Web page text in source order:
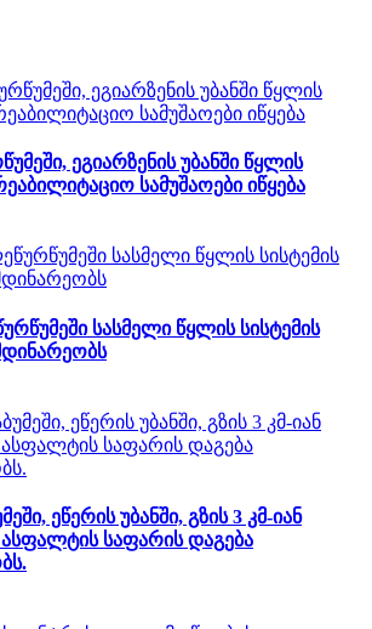
ეგიარზენის უბანში წყლის
სამუშაოები იწყება
სასმელი წყლის სისტემის
ეწერის უბანში, გზის 3 კმ-იან
საფარის დაგება